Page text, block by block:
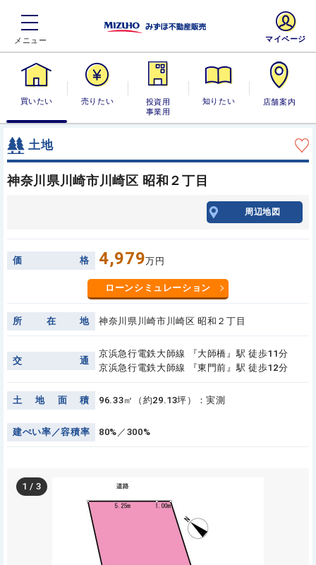
買いたい 売りたい
投資用・事業
用
知りたい 店舗案内
マイページ
土地
神奈川県川崎市川崎区 昭和２丁目
周辺地図
価 格 4,979万円
ローンシミュレーション
所 在 地 神奈川県川崎市川崎区 昭和２丁目
交 通
京浜急行電鉄大師線 『大師橋』駅 徒歩11分
京浜急行電鉄大師線 『東門前』駅 徒歩12分
土 地 面 積 96.33㎡（約29.13坪）：実測
建ぺい率 ／容積率 80%／300%
1 /3